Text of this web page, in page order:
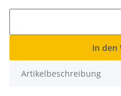
In den
Artikelbeschreibung